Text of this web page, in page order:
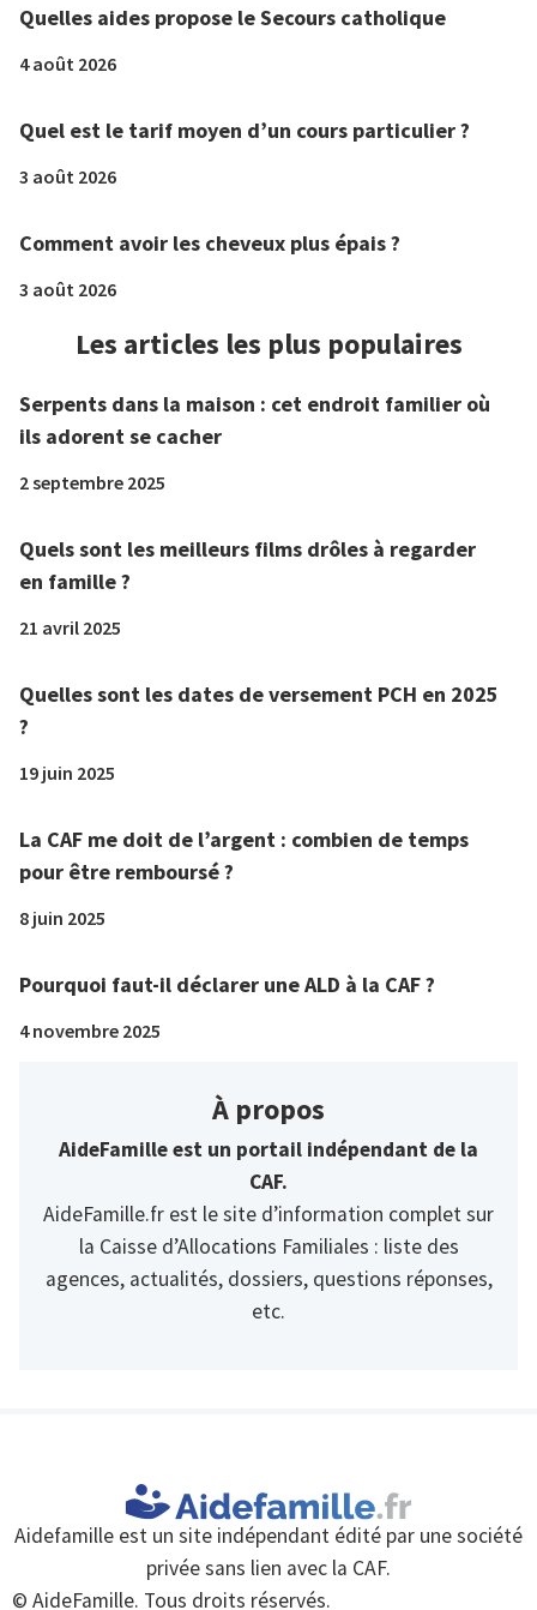
Quelles aides propose le Secours catholique
4 août 2026
Quel est le tarif moyen d’un cours particulier ?
3 août 2026
Comment avoir les cheveux plus épais ?
3 août 2026
Les articles les plus populaires
Serpents dans la maison : cet endroit familier où
ils adorent se cacher
2 septembre 2025
Quels sont les meilleurs films drôles à regarder
en famille ?
21 avril 2025
Quelles sont les dates de versement PCH en 2025
?
19 juin 2025
La CAF me doit de l’argent : combien de temps
pour être remboursé ?
8 juin 2025
Pourquoi faut-il déclarer une ALD à la CAF ?
4 novembre 2025
À propos
AideFamille est un portail indépendant de la
CAF.
AideFamille.fr est le site d’information complet sur
la Caisse d’Allocations Familiales : liste des
agences, actualités, dossiers, questions réponses,
etc.
Aidefamille est un site indépendant édité par une société
privée sans lien avec la CAF.
© AideFamille. Tous droits réservés.